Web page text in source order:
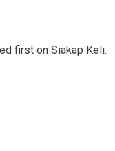
first on Siakap Keli.